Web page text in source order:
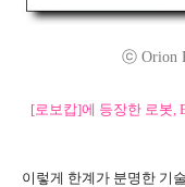
ⓒ Orion
[로보캅]에 등장한 로봇,
이렇게 한계가 분명한 기